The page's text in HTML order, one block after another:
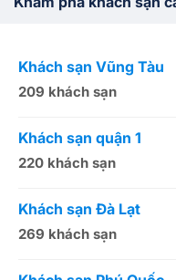
Khách sạn Vũng Tàu
209 khách sạn
Khách sạn quận 1
220 khách sạn
Khách sạn Đà Lạt
269 khách sạn